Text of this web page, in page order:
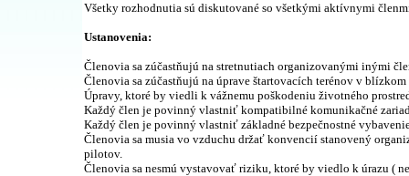
Všetky rozhodnutia sú diskutované so všetkými aktívnymi
Ustanovenia:
Členovia sa zúčastňujú na stretnutiach organizovanými inými
Členovia sa zúčastňujú na úprave štartovacích terénov v
Úpravy, ktoré by viedli k vážnemu poškodeniu životného
Každý člen je povinný vlastniť kompatibilné komunikačné
Každý člen je povinný vlastniť základné bezpečnostné
Členovia sa musia vo vzduchu držať konvencií stanovený
pilotov.
Členovia sa nesmú vystavovať riziku, ktoré by viedlo k úrazu (